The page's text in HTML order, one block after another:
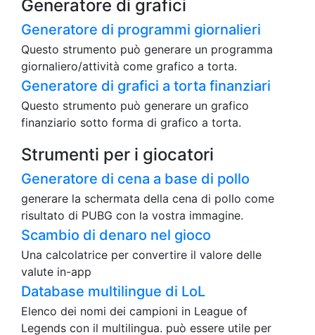
Generatore di grafici
Generatore di programmi giornalieri
Questo strumento può generare un programma
giornaliero/attività come grafico a torta.
Generatore di grafici a torta finanziari
Questo strumento può generare un grafico
finanziario sotto forma di grafico a torta.
Strumenti per i giocatori
Generatore di cena a base di pollo
generare la schermata della cena di pollo come
risultato di PUBG con la vostra immagine.
Scambio di denaro nel gioco
Una calcolatrice per convertire il valore delle
valute in-app
Database multilingue di LoL
Elenco dei nomi dei campioni in League of
Legends con il multilingua. può essere utile per